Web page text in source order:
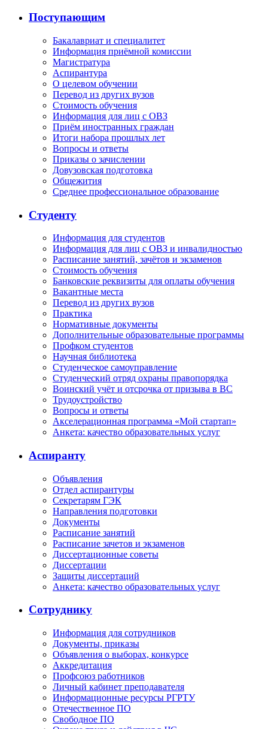
Поступающим
Бакалавриат и специалитет
Информация приёмной комиссии
Магистратура
Аспирантура
О целевом обучении
Перевод из других вузов
Стоимость обучения
Информация для лиц с ОВЗ
Приём иностранных граждан
Итоги набора прошлых лет
Вопросы и ответы
Приказы о зачислении
Довузовская подготовка
Общежития
Среднее профессиональное образование
Студенту
Информация для студентов
Информация для лиц с ОВЗ и инвалидностью
Расписание занятий, зачётов и экзаменов
Стоимость обучения
Банковские реквизиты для оплаты обучения
Вакантные места
Перевод из других вузов
Практика
Нормативные документы
Дополнительные образовательные программы
Профком студентов
Научная библиотека
Студенческое самоуправление
Студенческий отряд охраны правопорядка
Воинский учёт и отсрочка от призыва в ВС
Трудоустройство
Вопросы и ответы
Акселерационная программа «Мой стартап»
Анкета: качество образовательных услуг
Аспиранту
Объявления
Отдел аспирантуры
Секретарям ГЭК
Направления подготовки
Документы
Расписание занятий
Расписание зачетов и экзаменов
Диссертационные советы
Диссертации
Защиты диссертаций
Анкета: качество образовательных услуг
Сотруднику
Информация для сотрудников
Документы, приказы
Объявления о выборах, конкурсе
Аккредитация
Профсоюз работников
Личный кабинет преподавателя
Информационные ресурсы РГРТУ
Отечественное ПО
Свободное ПО